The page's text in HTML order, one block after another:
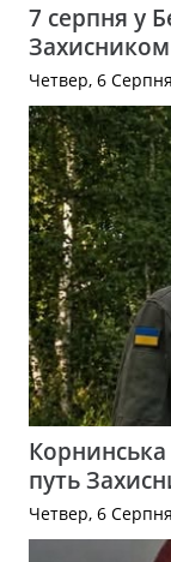
7 серпня у
Четвер, 6
путь
Четвер, 6